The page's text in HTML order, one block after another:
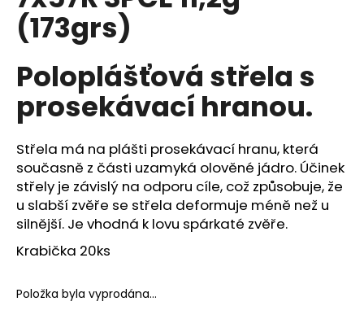
0,0
z
hvězdiček.
(173grs)
Poloplášťová střela s
prosekávací hranou.
Střela má na plášti prosekávací hranu, která
současně z části uzamyká olověné jádro. Účinek
střely je závislý na odporu cíle, což způsobuje, že
u slabší zvěře se střela deformuje méně než u
silnější. Je vhodná k lovu spárkaté zvěře.
Krabička 20ks
Položka byla vyprodána…
a
j
í
t
?
HLEDAT
D
p